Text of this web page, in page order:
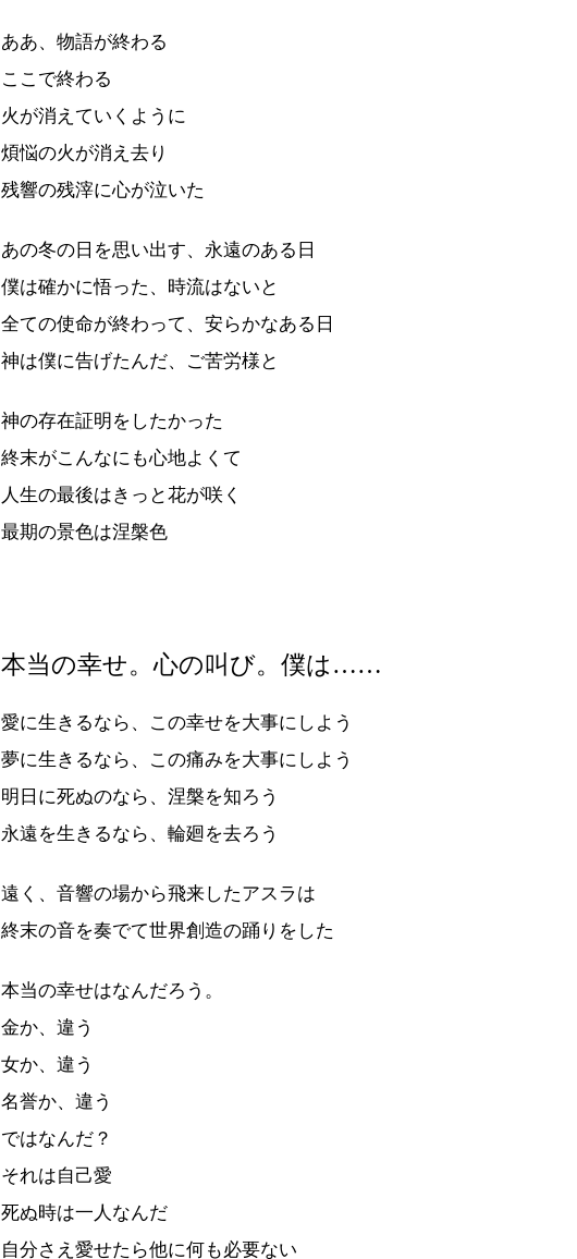
ああ、物語が終わる
ここで終わる
火が消えていくように
煩悩の火が消え去り
残響の残滓に心が泣いた
あの冬の日を思い出す、永遠のある日
僕は確かに悟った、時流はないと
全ての使命が終わって、安らかなある日
神は僕に告げたんだ、ご苦労様と
神の存在証明をしたかった
終末がこんなにも心地よくて
人生の最後はきっと花が咲く
最期の景色は涅槃色
本当の幸せ。心の叫び。僕は……
愛に生きるなら、この幸せを大事にしよう
夢に生きるなら、この痛みを大事にしよう
明日に死ぬのなら、涅槃を知ろう
永遠を生きるなら、輪廻を去ろう
遠く、音響の場から飛来したアスラは
終末の音を奏でて世界創造の踊りをした
本当の幸せはなんだろう。
金か、違う
女か、違う
名誉か、違う
ではなんだ？
それは自己愛
死ぬ時は一人なんだ
自分さえ愛せたら他に何も必要ない